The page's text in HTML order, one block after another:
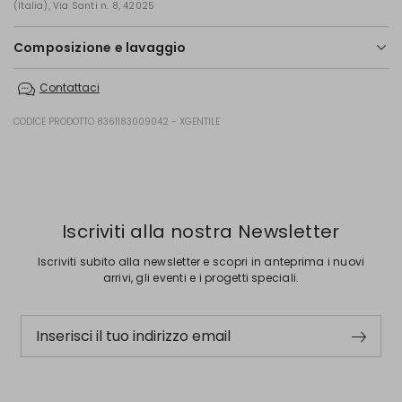
(Italia), Via Santi n. 8, 42025
Composizione e lavaggio
asciugare in tamburo; asciugare appeso in ombra; ferro tiepido max
umido professionale.
Contattaci
CODICE PRODOTTO 8361183009042 - XGENTILE
Iscriviti alla nostra Newsletter
Iscriviti subito alla newsletter e scopri in anteprima i nuovi
arrivi, gli eventi e i progetti speciali.
Inserisci il tuo indirizzo email